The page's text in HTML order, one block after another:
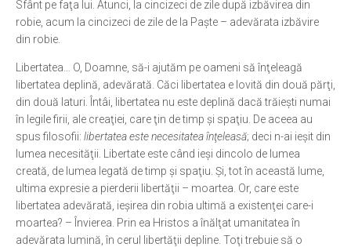
Sfânt pe faţa lui. Atunci, la cincizeci de zile după izbăvirea din
robie, acum la cincizeci de zile de la Paşte – adevărata izbăvire
din robie.
Libertatea… O, Doamne, să-i ajutăm pe oameni să înţeleagă
libertatea deplină, adevărată. Căci libertatea e lovită din două părţi,
din două laturi. Întâi, libertatea nu este deplină dacă trăieşti numai
în legile firii, ale creaţiei, care ţin de timp şi spaţiu. De aceea au
spus filosofii: libertatea este necesitatea înţeleasă; deci n-ai ieşit din
lumea necesităţii. Libertate este când ieşi dincolo de lumea
creată, de lumea legată de timp şi spaţiu. Şi, tot în această lume,
ultima expresie a pierderii libertăţii – moartea. Or, care este
libertatea adevărată, ieşirea din robia ultimă a existenţei care-i
moartea? – Învierea. Prin ea Hristos a înălţat umanitatea în
adevărata lumină, în cerul libertăţii depline. Toţi trebuie să o